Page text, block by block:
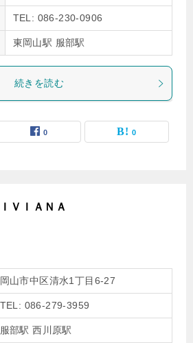
TEL: 086-230-0906
東岡山駅 服部駅
続きを読む
0 0
ＶＩＡＮＡ
岡山市中区清水1丁目6-27
TEL: 086-279-3959
服部駅 西川原駅